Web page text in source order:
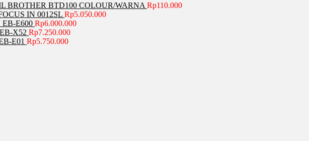
BROTHER BTD100 COLOUR/WARNA Rp110.000
IN 0012SL Rp5.050.000
E600 Rp6.000.000
X52 Rp7.250.000
E01 Rp5.750.000